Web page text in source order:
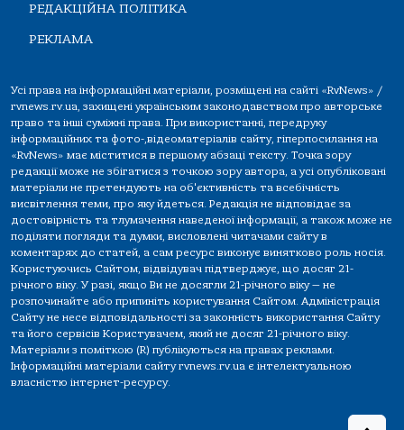
РЕДАКЦІЙНА ПОЛІТИКА
РЕКЛАМА
Усі права на інформаційні матеріали, розміщені на сайті «RvNews» /
rvnews.rv.ua, захищені українським законодавством про авторське
право та інші суміжні права. При використанні, передруку
інформаційних та фото-,відеоматеріалів сайту, гіперпосилання на
«RvNews» має міститися в першому абзаці тексту. Точка зору
редакції може не збігатися з точкою зору автора, а усі опубліковані
матеріали не претендують на об'єктивність та всебічність
висвітлення теми, про яку йдеться. Редакція не відповідає за
достовірність та тлумачення наведеної інформації, а також може не
поділяти погляди та думки, висловлені читачами сайту в
коментарях до статей, а сам ресурс виконує винятково роль носія.
Користуючись Сайтом, відвідувач підтверджує, що досяг 21-
річного віку. У разі, якщо Ви не досягли 21-річного віку — не
розпочинайте або припиніть користування Сайтом. Адміністрація
Сайту не несе відповідальності за законність використання Сайту
та його сервісів Користувачем, який не досяг 21-річного віку.
Матеріали з поміткою (R) публікуються на правах реклами.
Інформаційні матеріали сайту rvnews.rv.ua є інтелектуальною
власністю інтернет-ресурсу.